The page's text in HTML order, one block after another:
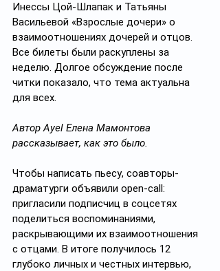
Инессы Цой-Шлапак и Татьяны
Васильевой «Взрослые дочери» о
взаимоотношениях дочерей и отцов.
Все билеты были раскуплены за
неделю. Долгое обсуждение после
читки показало, что тема актуальна
для всех.
Автор Ayel Елена Мамонтова
рассказывает, как это было.
Чтобы написать пьесу, соавторы-
драматурги объявили open-call:
пригласили подписчиц в соцсетях
поделиться воспоминаниями,
раскрывающими их взаимоотношения
с отцами. В итоге получилось 12
глубоко личных и честных интервью,